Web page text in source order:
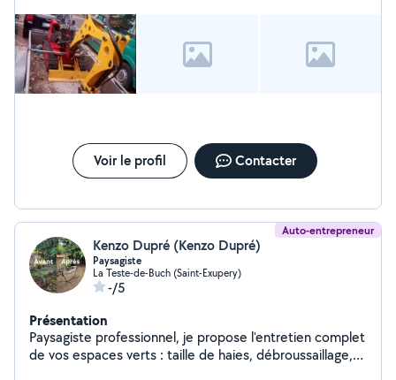
600 M2 Roto souffleur 2 pagniers tonte Toiture des
200 nettoyage plus dalle et évacuation Broyage
branches Nivellement et étalage terre ou cailloux
Arrachage de haie mini-pelle Fouille et tranché
Voir le profil Contacter
Auto-entrepreneur
Kenzo Dupré (Kenzo Dupré)
Paysagiste
La Teste-de-Buch (Saint-Exupery)
-/5
Présentation
Paysagiste professionnel, je propose l'entretien complet
de vos espaces verts : taille de haies, débroussaillage,